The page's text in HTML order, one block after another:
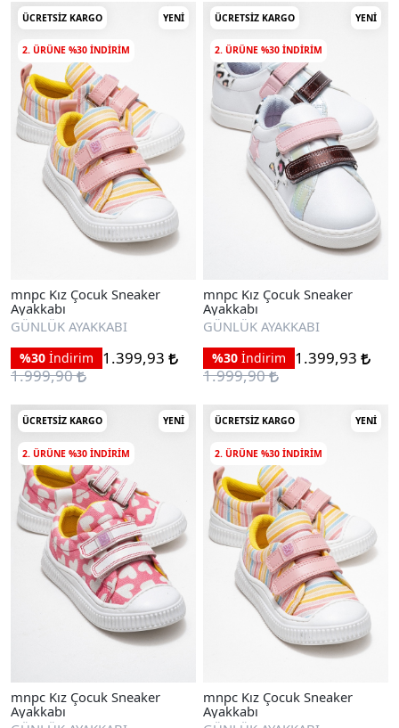
ÜCRETSIZ KARGO YENI
2. ÜRÜNE %30 INDIRIM
mnpc Kız Çocuk Sneaker
Ayakkabı
GÜNLÜK AYAKKABI
%30 İndirim
1.399,93
1.999,90
ÜCRETSIZ KARGO YENI
2. ÜRÜNE %30 INDIRIM
mnpc Kız Çocuk Sneaker
Ayakkabı
GÜNLÜK AYAKKABI
%30 İndirim
1.399,93
1.999,90
ÜCRETSIZ KARGO YENI
2. ÜRÜNE %30 INDIRIM
mnpc Kız Çocuk Sneaker
Ayakkabı
ÜCRETSIZ KARGO YENI
2. ÜRÜNE %30 INDIRIM
mnpc Kız Çocuk Sneaker
Ayakkabı